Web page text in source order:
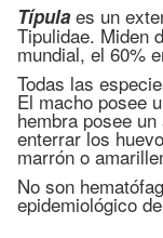
Típula es un
Tipulidae. Miden
mundial, el 60%
Todas las
El macho posee
hembra posee
enterrar los
marrón o
No son
epidemiológico